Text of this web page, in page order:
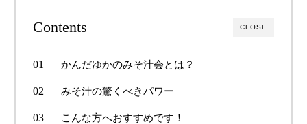
CLOSE
Contents
かんだゆかのみそ汁会とは？
みそ汁の驚くべきパワー
こんな方へおすすめです！